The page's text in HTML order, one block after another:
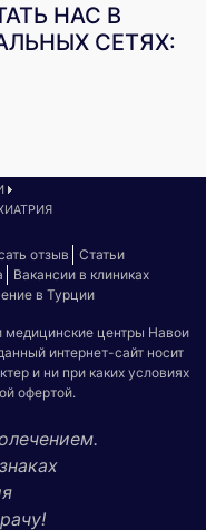
НАС В
СЕТЯХ:
отзыв
Статьи
Вакансии в клиниках
в Турции
центры Навои
интернет-сайт носит
и ни при каких условиях
офертой.